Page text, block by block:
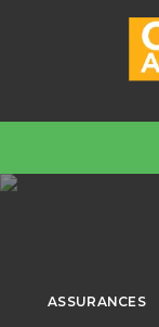
ASSURANCES